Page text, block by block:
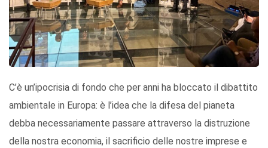
C’è un’ipocrisia di fondo che per anni ha bloccato il dibattito
ambientale in Europa: è l’idea che la difesa del pianeta
debba necessariamente passare attraverso la distruzione
della nostra economia, il sacrificio delle nostre imprese e